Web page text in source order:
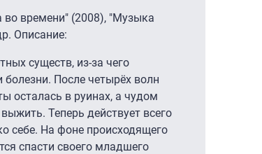
во времени" (2008), "Музыка
Описание:
существ, из-за чего
После четырёх волн
осталась в руинах, а чудом
Теперь действует всего
себе. На фоне происходящего
спасти своего младшего